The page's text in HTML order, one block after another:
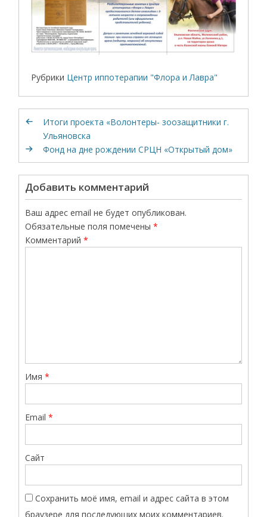
Рубрики Центр иппотерапии "Флора и Лавра"
Итоги проекта «Волонтеры- зоозащитники г.
Ульяновска
Фонд на дне рождении СРЦН «Открытый дом»
Добавить комментарий
Ваш адрес email не будет опубликован.
Обязательные поля помечены*
Комментарий*
Имя*
Email*
Сайт
Сохранить моё имя, email и адрес сайта в этом
браузере для последующих моих комментариев.